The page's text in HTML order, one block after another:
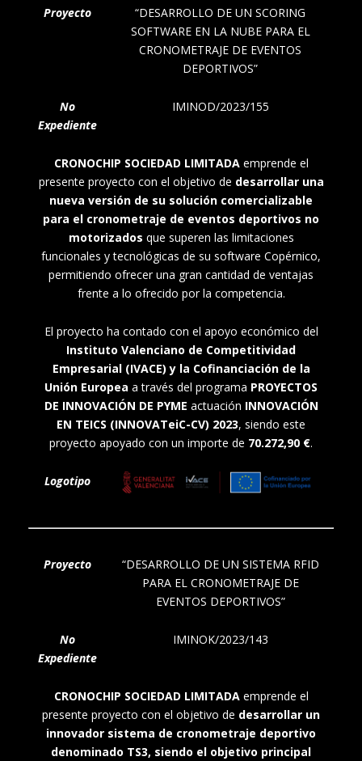
Proyecto
“DESARROLLO DE UN SCORING
SOFTWARE EN LA NUBE PARA EL
CRONOMETRAJE DE EVENTOS
DEPORTIVOS”
No
Expediente
IMINOD/2023/155
CRONOCHIP SOCIEDAD LIMITADAemprende el
presente proyecto con el objetivo de desarrollar una
nueva versión de su solución comercializable
para el cronometraje de eventos deportivos no
motorizados que superen las limitaciones
funcionales y tecnológicas de su software Copérnico,
permitiendo ofrecer una gran cantidad de ventajas
frente a lo ofrecido por la competencia.
El proyecto ha contado con el apoyo económico del
Instituto Valenciano de Competitividad
Empresarial (IVACE) y la Cofinanciación de la
Unión Europea a través del programa PROYECTOS
DE INNOVACIÓN DE PYME actuación INNOVACIÓN
EN TEICS (INNOVATeiC-CV) 2023, siendo este
proyecto apoyado con un importe de 70.272,90 €.
Logotipo
Proyecto
“DESARROLLO DE UN SISTEMA RFID
PARA EL CRONOMETRAJE DE
EVENTOS DEPORTIVOS”
No
Expediente
IMINOK/2023/143
CRONOCHIP SOCIEDAD LIMITADAemprende el
presente proyecto con el objetivo de desarrollar un
innovador sistema de cronometraje deportivo
denominado TS3, siendo el objetivo principal